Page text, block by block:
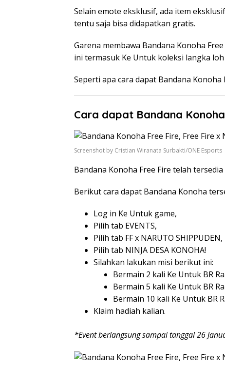
Selain emote eksklusif, ada item
tentu saja bisa didapatkan gratis.
Garena membawa Bandana Konoha
ini termasuk Ke Untuk koleksi langka
Seperti apa cara dapat Bandana
Cara dapat Bandana
Screenshot by Cristian Wiranata Surbakti/ONE Esports
Bandana Konoha Free Fire telah
Berikut cara dapat Bandana Konoha
Log in Ke Untuk game,
Pilih tab EVENTS,
Pilih tab FF x NARUTO SHIPPUDEN,
Pilih tab NINJA DESA KONOHA!
Silahkan lakukan misi berikut ini:
Bermain 2 kali Ke Untuk BR
Bermain 5 kali Ke Untuk BR
Bermain 10 kali Ke Untuk BR
Klaim hadiah kalian.
*Event berlangsung sampai tanggal 26